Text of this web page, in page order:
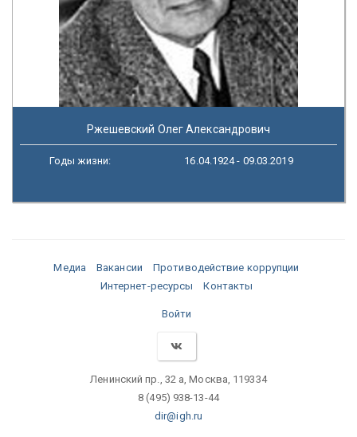
Ржешевский Олег Александрович
Годы жизни: 16.04.1924 - 09.03.2019
Медиа Вакансии
Противодействие коррупции
Интернет-ресурсы
Контакты
Войти
Ленинский пр., 32 а, Москва, 119334
8 (495) 938-13-44
dir@igh.ru